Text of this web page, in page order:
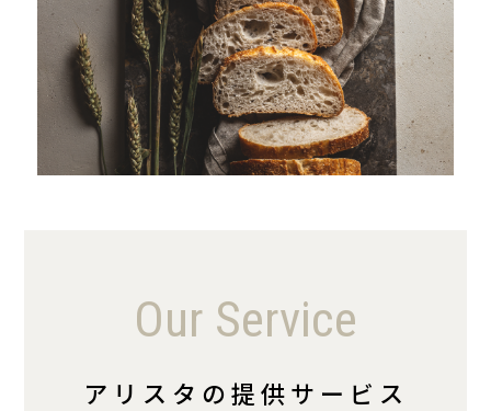
Our Service
アリスタの提供サービス